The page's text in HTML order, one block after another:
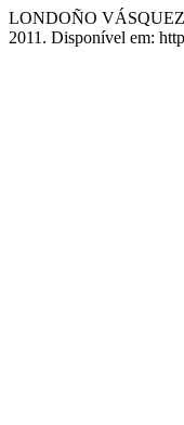
LONDOÑO VÁSQUEZ,
2011. Disponível em: